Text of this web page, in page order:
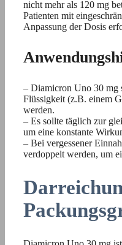
nicht mehr als 120 mg
Patienten mit
Anpassung der Dosis
– Diamicron Uno 30 mg
Flüssigkeit (z.B. einem
werden.
– Es sollte täglich zur
um eine konstante
– Bei vergessener
verdoppelt werden, um